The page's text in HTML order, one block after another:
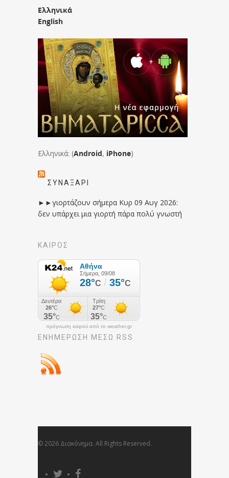
Ελληνικά
English
Ελληνικά: (Android, iPhone)
ΣΥΝΑΞΆΡΙ
►►γιορτάζουν σήμερα Κυρ 09 Αυγ 2026:
δεν υπάρχει μια γιορτή πάρα πολύ γνωστή
ΚΑΙΡΟΣ
πρόγνωση καιρού από το weather.gr
ΕΝΗΜΈΡΩΣΉ ΜΕΣΩ RSS
© 2026 Διακόνημα. All Rights Reserved.